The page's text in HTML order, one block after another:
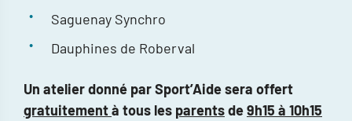
Saguenay Synchro
Dauphines de Roberval
Un atelier donné par Sport’Aide sera offert
gratuitementà tous les parentsde9h15 à 10h15